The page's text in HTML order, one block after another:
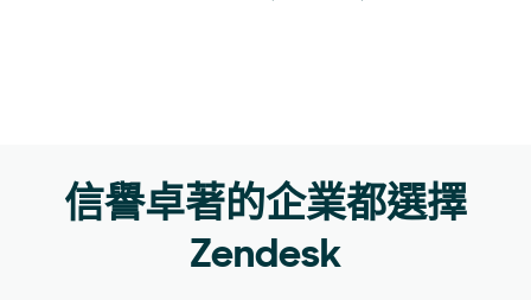
信譽卓著的企業都選擇
Zendesk